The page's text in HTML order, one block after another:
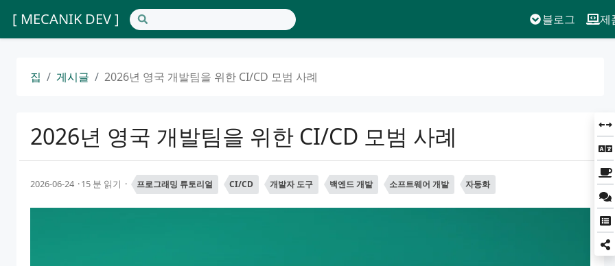
[ MECANIK DEV ] 블로그 제
집 게시글 2026년 영국 개발팀을 위한 CI/CD 모범 사례
2026년 영국 개발팀을 위한 CI/CD 모범 사례
2026-06-24 15 분 읽기 프로그래밍 튜토리얼 CI/CD 개발자 도구 백엔드 개발 소프트웨어 개발 자동화